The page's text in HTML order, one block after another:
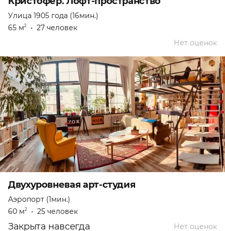
Улица 1905 года (16мин.)
65 м2 • 27 человек
Нет оценок
Двухуровневая арт-студия
Аэропорт (1мин.)
60 м2 • 25 человек
Нет оценок
Закрыта навсегда